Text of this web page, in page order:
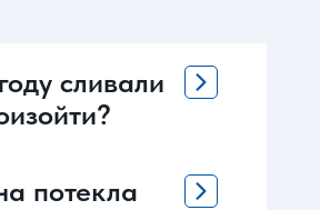
сливали
потекла